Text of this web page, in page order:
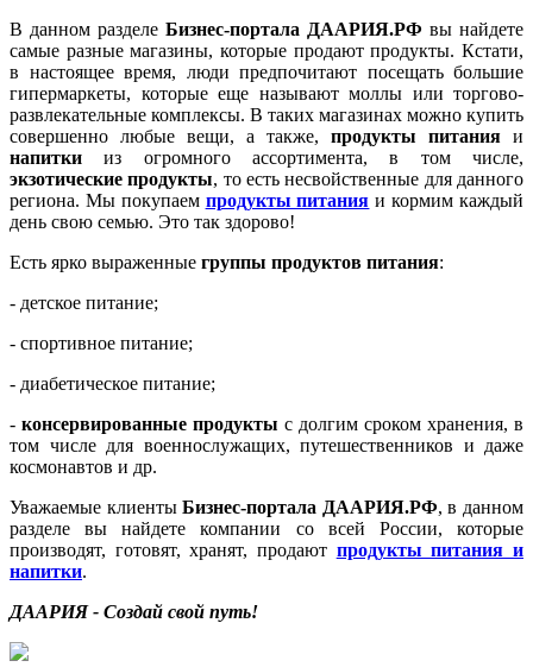
В данном разделе Бизнес-портала ДААРИЯ.РФ вы найдете
самые разные магазины, которые продают продукты. Кстати,
в настоящее время, люди предпочитают посещать большие
гипермаркеты, которые еще называют моллы или торгово-
развлекательные комплексы. В таких магазинах можно купить
совершенно любые вещи, а также, продукты питания и
напитки из огромного ассортимента, в том числе,
экзотические продукты, то есть несвойственные для данного
региона. Мы покупаем продукты питания и кормим каждый
день свою семью. Это так здорово!
Есть ярко выраженные группы продуктов питания:
- детское питание;
- спортивное питание;
- диабетическое питание;
- консервированные продукты с долгим сроком хранения, в
том числе для военнослужащих, путешественников и даже
космонавтов и др.
Уважаемые клиентыБизнес-портала ДААРИЯ.РФ, в данном
разделе вы найдете компании со всей России, которые
производят, готовят, хранят, продают продукты питания и
напитки.
ДААРИЯ - Создай свой путь!